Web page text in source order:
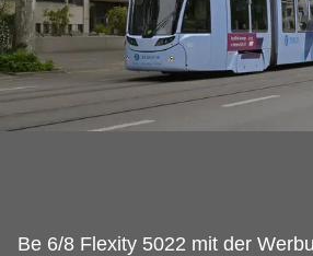
Be 6/8 Flexity 5022 mit der